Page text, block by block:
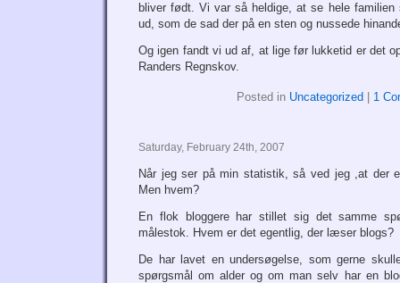
bliver født. Vi var så heldige, at se hele
ud, som de sad der på en sten og nussede
Og igen fandt vi ud af, at lige før lukketid er det
Randers Regnskov.
Posted in Uncategorized 1
Saturday, February 24th, 2007
Når jeg ser på min statistik, så ved jeg ,at der
Men hvem?
En flok bloggere har stillet sig det samme
målestok. Hvem er det egentlig, der læser blogs?
De har lavet en undersøgelse, som gerne
spørgsmål om alder og om man selv har en